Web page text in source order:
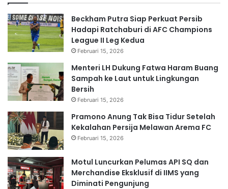
Beckham Putra Siap Perkuat Persib
Hadapi Ratchaburi di AFC Champions
League II Leg Kedua
Februari 15, 2026
Menteri LH Dukung Fatwa Haram Buang
Sampah ke Laut untuk Lingkungan
Bersih
Februari 15, 2026
Pramono Anung Tak Bisa Tidur Setelah
Kekalahan Persija Melawan Arema FC
Februari 15, 2026
Motul Luncurkan Pelumas API SQ dan
Merchandise Eksklusif di IIMS yang
Diminati Pengunjung